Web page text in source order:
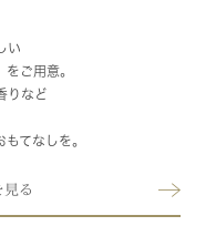
い
ご用意。
りなど
てなしを。
見る